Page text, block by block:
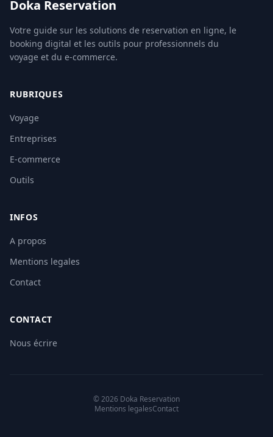
Doka Reservation
Votre guide sur les solutions de reservation en ligne, le
booking digital et les outils pour professionnels du
voyage et du e-commerce.
RUBRIQUES
Voyage
Entreprises
E-commerce
Outils
INFOS
A propos
Mentions legales
Contact
CONTACT
Nous écrire
© 2026 Doka Reservation
Mentions legalesContact